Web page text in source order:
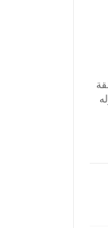
مسلسل العتاولة 2 حلقة